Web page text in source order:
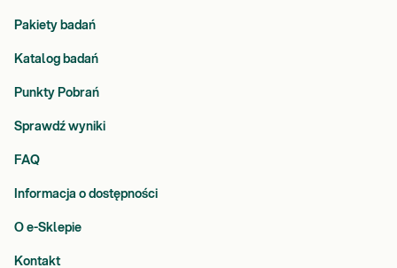
Pakiety badań
Katalog badań
Punkty Pobrań
Sprawdź wyniki
FAQ
Informacja o dostępności
O e-Sklepie
Kontakt